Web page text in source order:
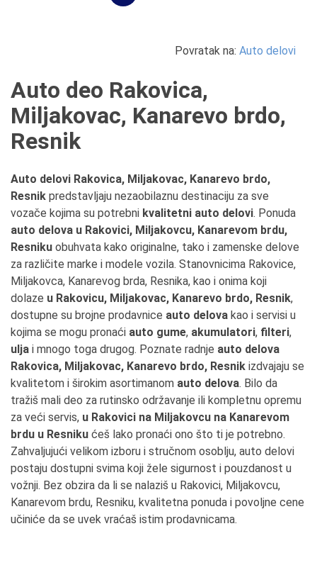
Povratak na: Auto delovi
Auto deo Rakovica,
Miljakovac, Kanarevo brdo,
Resnik
Auto delovi Rakovica, Miljakovac, Kanarevo brdo,
Resnik predstavljaju nezaobilaznu destinaciju za sve
vozače kojima su potrebni kvalitetni auto delovi. Ponuda
auto delova u Rakovici, Miljakovcu, Kanarevom brdu,
Resniku obuhvata kako originalne, tako i zamenske delove
za različite marke i modele vozila. Stanovnicima Rakovice,
Miljakovca, Kanarevog brda, Resnika, kao i onima koji
dolaze u Rakovicu, Miljakovac, Kanarevo brdo, Resnik,
dostupne su brojne prodavnice auto delova kao i servisi u
kojima se mogu pronaći auto gume, akumulatori, filteri,
ulja i mnogo toga drugog. Poznate radnje auto delova
Rakovica, Miljakovac, Kanarevo brdo, Resnik izdvajaju se
kvalitetom i širokim asortimanom auto delova. Bilo da
tražiš mali deo za rutinsko održavanje ili kompletnu opremu
za veći servis, u Rakovici na Miljakovcu na Kanarevom
brdu u Resniku ćeš lako pronaći ono što ti je potrebno.
Zahvaljujući velikom izboru i stručnom osoblju, auto delovi
postaju dostupni svima koji žele sigurnost i pouzdanost u
vožnji. Bez obzira da li se nalaziš u Rakovici, Miljakovcu,
Kanarevom brdu, Resniku, kvalitetna ponuda i povoljne cene
učiniće da se uvek vraćaš istim prodavnicama.